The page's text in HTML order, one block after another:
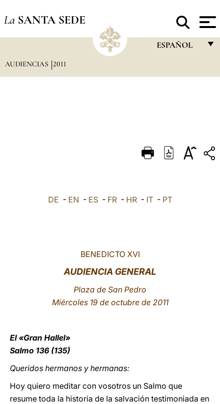
La SANTA SEDE
ESPAÑOL
DEUTSCH
العربيّة
AUDIENCIAS 2011
DE - EN - ES- FR- HR- IT- PT
BENEDICTO XVI
AUDIENCIA GENERAL
Plaza de San Pedro
Miércoles 19 de octubre de 2011
El «Gran Hallel»
Salmo 136 (135)
Queridos hermanos y hermanas:
Hoy quiero meditar con vosotros un Salmo que
resume toda la historia de la salvación testimoniada en